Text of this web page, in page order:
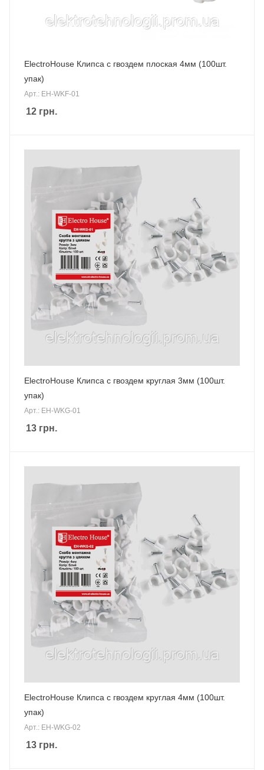
ElectroHouse Клипса с гвоздем плоская 4мм (100шт.
упак)
Арт.: EH-WKF-01
12 грн.
ElectroHouse Клипса с гвоздем круглая 3мм (100шт.
упак)
Арт.: EH-WKG-01
13 грн.
ElectroHouse Клипса с гвоздем круглая 4мм (100шт.
упак)
Арт.: EH-WKG-02
13 грн.